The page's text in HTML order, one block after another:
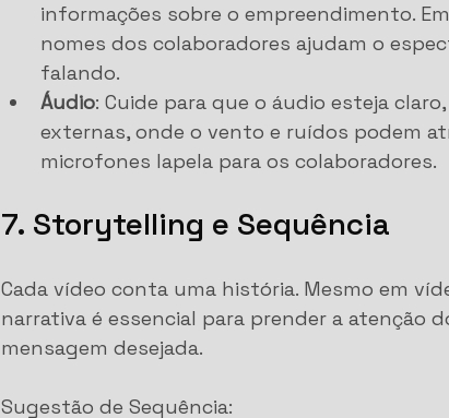
informações sobre o empreendimento.
nomes dos colaboradores ajudam o
falando.
Áudio: Cuide para que o áudio esteja
externas, onde o vento e ruídos podem
microfones lapela para os colaboradores.
7. Storytelling e Sequência
Cada vídeo conta uma história. Mesmo em
narrativa é essencial para prender a atenção
mensagem desejada.
Sugestão de Sequência: